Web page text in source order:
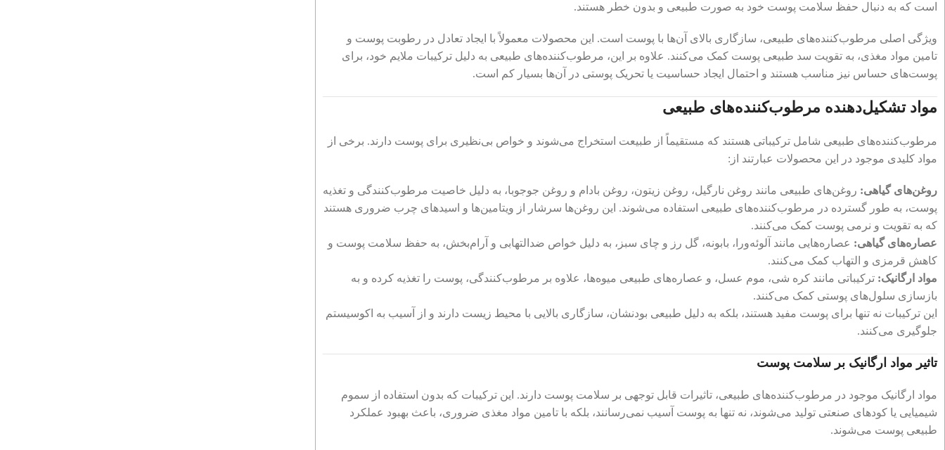
است که به دنبال حفظ سلامت پوست خود به صورت طبیعی و بدون خطر هستند.
ویژگی اصلی مرطوب‌کننده‌های طبیعی، سازگاری بالای آن‌ها با پوست است. این محصولات معمولاً با ایجاد تعادل در رطوبت پوست و
تامین مواد مغذی، به تقویت سد طبیعی پوست کمک می‌کنند. علاوه بر این، مرطوب‌کننده‌های طبیعی به دلیل ترکیبات ملایم خود، برای
پوست‌های حساس نیز مناسب هستند و احتمال ایجاد حساسیت یا تحریک پوستی در آن‌ها بسیار کم است.
مواد تشکیل‌دهنده مرطوب‌کننده‌های طبیعی
مرطوب‌کننده‌های طبیعی شامل ترکیباتی هستند که مستقیماً از طبیعت استخراج می‌شوند و خواص بی‌نظیری برای پوست دارند. برخی از
مواد کلیدی موجود در این محصولات عبارتند از:
روغن‌های گیاهی: روغن‌های طبیعی مانند روغن نارگیل، روغن زیتون، روغن بادام و روغن جوجوبا، به دلیل خاصیت مرطوب‌کنندگی و تغذیه
پوست، به طور گسترده در مرطوب‌کننده‌های طبیعی استفاده می‌شوند. این روغن‌ها سرشار از ویتامین‌ها و اسیدهای چرب ضروری هستند
که به تقویت و نرمی پوست کمک می‌کنند.
عصاره‌های گیاهی: عصاره‌هایی مانند آلوئه‌ورا، بابونه، گل رز و چای سبز، به دلیل خواص ضدالتهابی و آرام‌بخش، به حفظ سلامت پوست و
کاهش قرمزی و التهاب کمک می‌کنند.
مواد ارگانیک: ترکیباتی مانند کره شی، موم عسل، و عصاره‌های طبیعی میوه‌ها، علاوه بر مرطوب‌کنندگی، پوست را تغذیه کرده و به
بازسازی سلول‌های پوستی کمک می‌کنند.
این ترکیبات نه تنها برای پوست مفید هستند، بلکه به دلیل طبیعی بودنشان، سازگاری بالایی با محیط زیست دارند و از آسیب به اکوسیستم
جلوگیری می‌کنند.
تاثیر مواد ارگانیک بر سلامت پوست
مواد ارگانیک موجود در مرطوب‌کننده‌های طبیعی، تاثیرات قابل توجهی بر سلامت پوست دارند. این ترکیبات که بدون استفاده از سموم
شیمیایی یا کودهای صنعتی تولید می‌شوند، نه تنها به پوست آسیب نمی‌رسانند، بلکه با تامین مواد مغذی ضروری، باعث بهبود عملکرد
طبیعی پوست می‌شوند.